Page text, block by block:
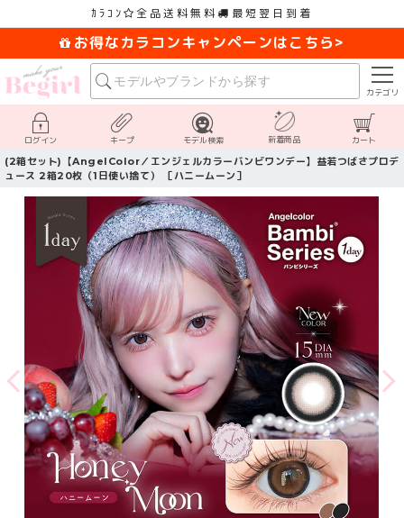
ｶﾗｺﾝ 全品送料無料 最短翌日到着
お得なカラコンキャンペーンはこちら>
カテゴリ
ログイン キープ モデル検索 新着商品 カート
(2箱セット)【AngelColor／エンジェルカラーバンビワンデー】益若つばさプロデ
ュース 2箱20枚（1日使い捨て） ［ハニームーン］